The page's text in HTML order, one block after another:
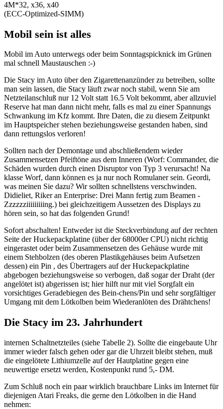
4M*32, x36, x40
(ECC-Optimized-SIMM)
Mobil sein ist alles
Mobil im Auto unterwegs oder beim Sonntagspicknick im Grünen
mal schnell Maustauschen :-)
Die Stacy im Auto über den Zigarettenanzünder zu betreiben, sollte
man sein lassen, die Stacy läuft zwar noch stabil, wenn Sie am
Netzteilanschluß nur 12 Volt statt 16.5 Volt bekommt, aber allzuviel
Reserve hat man dann nicht mehr, falls es mal zu einer Spannungs
Schwankung im Kfz kommt. Ihre Daten, die zu diesem Zeitpunkt
im Hauptspeicher stehen beziehungsweise gestanden haben, sind
dann rettungslos verloren!
Sollten nach der Demontage und abschließendem wieder
Zusammensetzen Pfeiftöne aus dem Inneren (Worf: Commander, die
Schäden wurden durch einen Disruptor von Typ 3 verursacht! Na
klasse Worf, dann können es ja nur noch Romulaner sein. Geordi,
was meinen Sie dazu? Wir sollten schnellstens verschwinden.
Didieliet, Riker an Enterprise: Drei Mann fertig zum Beamen -
Zzzzzziiiiiiiiing.) bei gleichzeitigem Aussetzen des Displays zu
hören sein, so hat das folgenden Grund!
Sofort abschalten! Entweder ist die Steckverbindung auf der rechten
Seite der Huckepackplatine (über der 68000er CPU) nicht richtig
eingerastet oder beim Zusammensetzen des Gehäuse wurde mit
einem Stehbolzen (des oberen Plastikgehäuses beim Aufsetzen
dessen) ein Pin , des Übertragers auf der Huckepackplatine
abgebogen beziehungsweise so verbogen, daß sogar der Draht (der
angelötet ist) abgerissen ist; hier hilft nur mit viel Sorgfalt ein
vorsichtiges Geradebiegen des Bein-chens/Pin und sehr sorgfältiger
Umgang mit dem Lötkolben beim Wiederanlöten des Drähtchens!
Die Stacy im 23. Jahrhundert
internen Schaltnetzteiles (siehe Tabelle 2). Sollte die eingebaute Uhr
immer wieder falsch gehen oder gar die Uhrzeit bleibt stehen, muß
die eingelötete Lithiumzelle auf der Hautplatine gegen eine
neuwertige ersetzt werden, Kostenpunkt rund 5,- DM.
Zum Schluß noch ein paar wirklich brauchbare Links im Internet für
diejenigen Atari Freaks, die gerne den Lötkolben in die Hand
nehmen: